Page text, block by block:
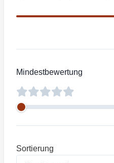
Mindestbewertung
Sortierung